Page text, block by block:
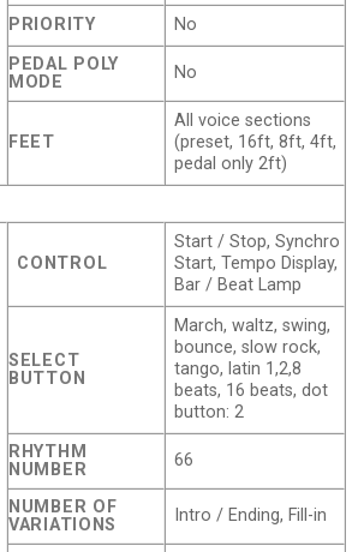
PRIORITY
No
PEDAL POLY
MODE
No
FEET
All voice sections
(preset, 16ft, 8ft, 4ft,
pedal only 2ft)
CONTROL
Start / Stop, Synchro
Start, Tempo Display,
Bar / Beat Lamp
SELECT
BUTTON
March, waltz, swing,
bounce, slow rock,
tango, latin 1,2,8
beats, 16 beats, dot
button: 2
RHYTHM
NUMBER
66
NUMBER OF
VARIATIONS
Intro / Ending, Fill-in